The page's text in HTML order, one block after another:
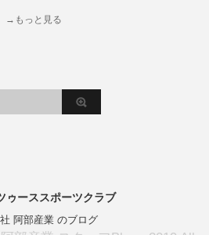
→もっと見る
ゥーススポーツクラブ
阿部産業 のブログ